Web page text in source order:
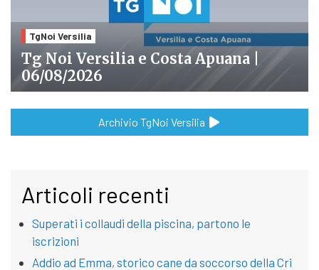
TgNoi Versilia
Tg Noi Versilia e Costa Apuana |
06/08/2026
Archivio TgNoi Versilia
Articoli recenti
Superati i collaudi della piscina, partono le
iscrizioni
Addio ad Emma, storico cane da soccorso della Cri